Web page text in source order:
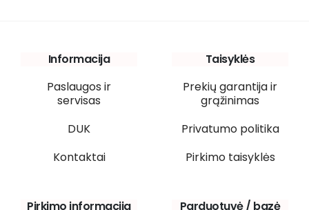
Informacija
Paslaugos ir
servisas
DUK
Kontaktai
Taisyklės
Prekių garantija ir
grąžinimas
Privatumo politika
Pirkimo taisyklės
Pirkimo informacija Parduotuvė / bazė